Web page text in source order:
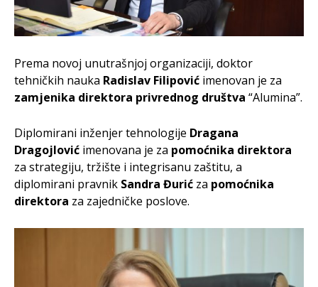
Prema novoj unutrašnjoj organizaciji, doktor
tehničkih nauka Radislav Filipović imenovan je za
zamjenika direktora privrednog društva “Alumina”.
Diplomirani inženjer tehnologije Dragana
Dragojlović imenovana je za pomoćnika direktora
za strategiju, tržište i integrisanu zaštitu, a
diplomirani pravnik Sandra Đurić za pomoćnika
direktora za zajedničke poslove.